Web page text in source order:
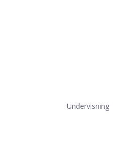
Undervisning